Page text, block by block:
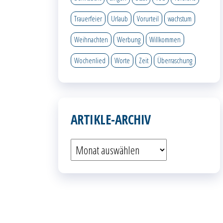
Trauerfeier Urlaub Vorurteil wachstum
Weihnachten Werbung Willkommen
Wochenlied Worte Zeit Überraschung
ARTIKLE-ARCHIV
Artikle-